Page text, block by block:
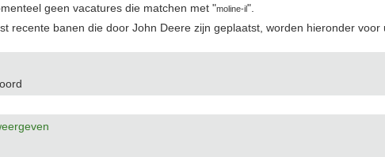
geen vacatures die matchen met "moline-il".
recente banen die door John Deere zijn geplaatst, worden hieronder voor